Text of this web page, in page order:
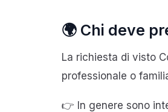
🌍 Chi deve
La richiesta di visto
professionale o
👉 In genere sono